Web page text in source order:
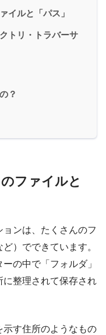
イルと「パス」
トリ・トラバーサ
？
ファイルと
ンは、たくさんのフ
）でできています。
の中で「フォルダ」
整理されて保存され
示す住所のようなもの